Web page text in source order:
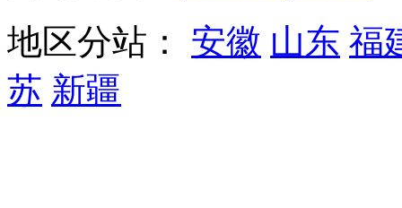
地区分站： 安徽 山东 福
苏 新疆